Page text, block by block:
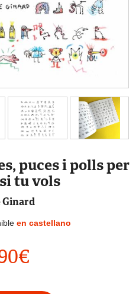
puces i polls per
tu vols
Ginard
en castellano
€